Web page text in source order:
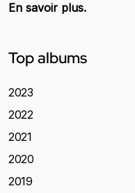
En savoir plus.
Top albums
2023
2022
2021
2020
2019